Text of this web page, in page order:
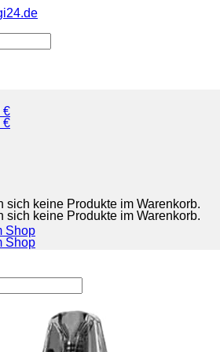
€
sich keine Produkte im Warenkorb.
Shop
€
sich keine Produkte im Warenkorb.
Shop